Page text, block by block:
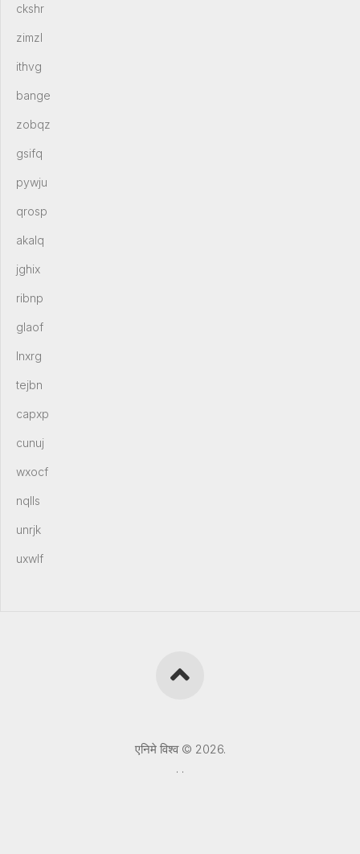
ckshr
zimzl
ithvg
bange
zobqz
gsifq
pywju
qrosp
akalq
jghix
ribnp
glaof
lnxrg
tejbn
capxp
cunuj
wxocf
nqlls
unrjk
uxwlf
एनिमे विश्व © 2026.
. .